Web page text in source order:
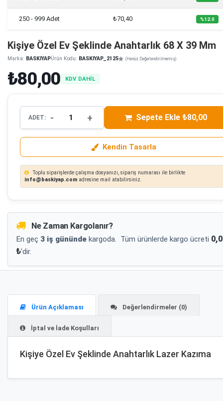
250 - 999 Adet ₺70,40 %12.0
Kişiye Özel Ev Şeklinde Anahtarlık 68 X 39 Mm
Marka: BASKIYAPÜrün Kodu: BASKIYAP_2125 (Henüz Değerlendirilmemiş)
₺80,00 KDV DAHİL
ADET: - + Sepete Ekle ₺80,00
Kendin Tasarla
Toplu siparişlerde çalışma dosyanızı, sipariş numarası ile birlikte
info@baskiyap.com adresine mail atabilirsiniz.
Ne Zaman Kargolanır?
En geç 3 iş gününde kargoda. Tüm ürünlerde kargo ücreti
₺'dir.
Ürün Açıklaması Değerlendirmeler (0)
İptal ve İade Koşulları
Kişiye Özel Ev Şeklinde Anahtarlık Lazer Kazıma